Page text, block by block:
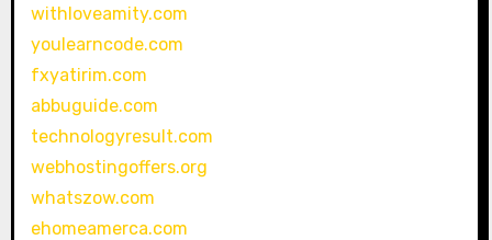
withloveamity.com
youlearncode.com
fxyatirim.com
abbuguide.com
technologyresult.com
webhostingoffers.org
whatszow.com
ehomeamerca.com